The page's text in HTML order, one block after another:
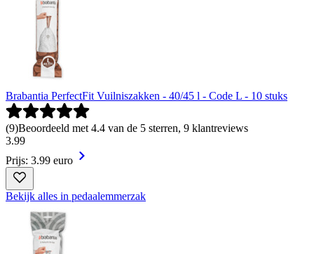
Brabantia PerfectFit Vuilniszakken - 40/45 l - Code L - 10 stuks
(9)Beoordeeld met 4.4 van de 5 sterren, 9 klantreviews
3.99
Prijs: 3.99 euro
Bekijk alles in pedaalemmerzak